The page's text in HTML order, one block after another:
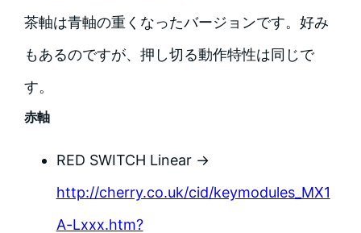
茶軸は青軸の重くなったバージョンです。好み
もあるのですが、押し切る動作特性は同じで
す。
赤軸
RED SWITCH Linear →
http://cherry.co.uk/cid/keymodules_MX1
A-Lxxx.htm?